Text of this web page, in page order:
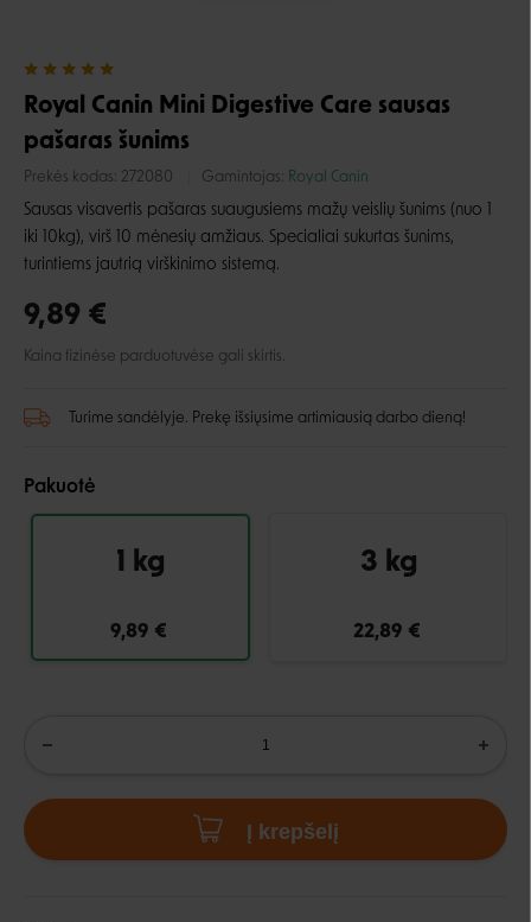
Royal Canin Mini Digestive Care sausas
pašaras šunims
Prekės kodas: 272080 Gamintojas: Royal Canin
Sausas visavertis pašaras suaugusiems mažų veislių šunims (nuo 1
iki 10kg), virš 10 mėnesių amžiaus. Specialiai sukurtas šunims,
turintiems jautrią virškinimo sistemą.
9,89 €
Kaina fizinėse parduotuvėse gali skirtis.
Turime sandėlyje. Prekę išsiųsime artimiausią darbo dieną!
Pakuotė
1 kg
9,89 €
3 kg
22,89 €
Į krepšelį